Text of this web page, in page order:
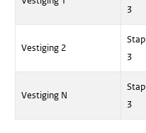
3
Vestiging 2
Stap
3
Vestiging N
Stap
3